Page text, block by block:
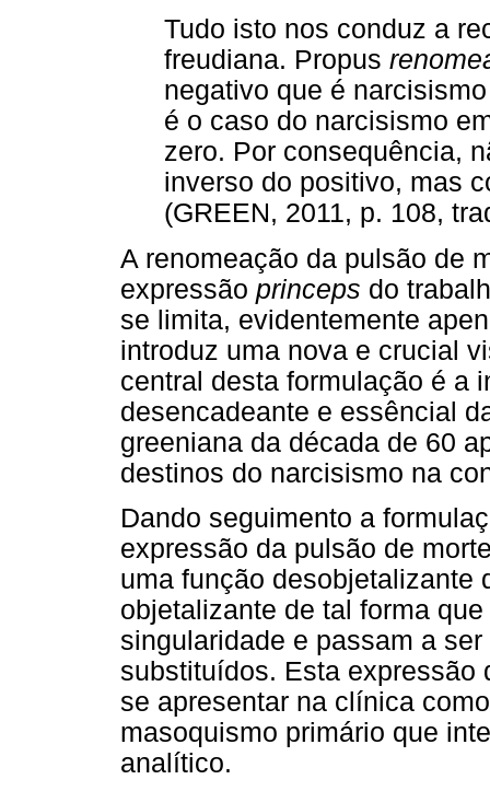
Tudo isto nos conduz a
freudiana. Propus
negativo que é
é o caso do narcisismo
zero. Por consequência,
inverso do positivo, mas
(GREEN, 2011, p. 108,
A renomeação da pulsão de
expressão princeps do
se limita, evidentemente
introduz uma nova e crucial
central desta formulação é a
desencadeante e essêncial
greeniana da década de 60
destinos do narcisismo na
Dando seguimento a
expressão da pulsão de
uma função desobjetalizante
objetalizante de tal forma
singularidade e passam a
substituídos. Esta expressão
se apresentar na clínica
masoquismo primário que
analítico.